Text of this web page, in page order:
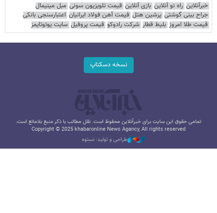
خبرآنلاین راه نو آنلاین بازی آنلاین قیمت تلویزیون سونی مبل مینیمال
جراح بینی گوشتی پرشین هتل قیمت آهن فولاد ایرانیان اعتبارسنجی بانکی
قیمت طلا امروز بلیط قطار شرکت رادوکو قیمت پروفیل سایت یوتوتایمز
نسخه دسکتاپ
تمامی حقوق این سایت برای خبرآنلاین محفوظ است. نقل مطالب با ذکر منبع بلامانع است.
Copyright © 2025 khabaronline News Agancy, All rights reserved
طراحی و تولید: نستوه